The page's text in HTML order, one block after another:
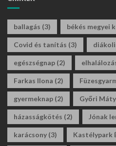
ballagás (3) békés megyei
Covid és tanítás (3)
egészségnap (2)
Farkas Ilona (2)
gyermeknap (2) Győri
házasságkötés (2) Jónak
karácsony (3) Kastélypark